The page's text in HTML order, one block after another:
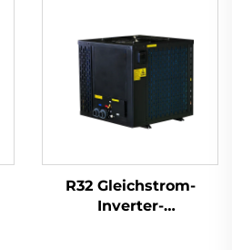
Kältemittel
Wärmepumpen-
Wasserheizer
R32 Gleichstrom-
Inverter-